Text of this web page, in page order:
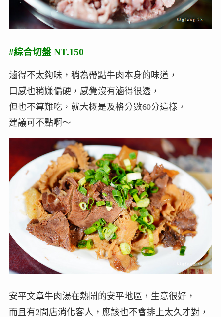
#綜合切盤 NT.150
滷得不太夠味，稍為帶點牛肉本身的味道，
口感也稍嫌偏硬，感覺沒有滷得很透，
但也不算難吃，就大概是及格分數60分這樣，
建議可不點啊～
安平文章牛肉湯在熱鬧的安平地區，生意很好，
而且有2間店消化客人，應該也不會排上太久才對，